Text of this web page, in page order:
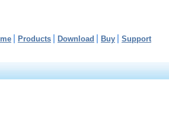
Products Download Buy Support